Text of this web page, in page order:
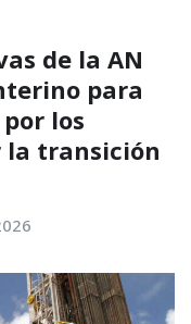
de la AN
para
los
la transición